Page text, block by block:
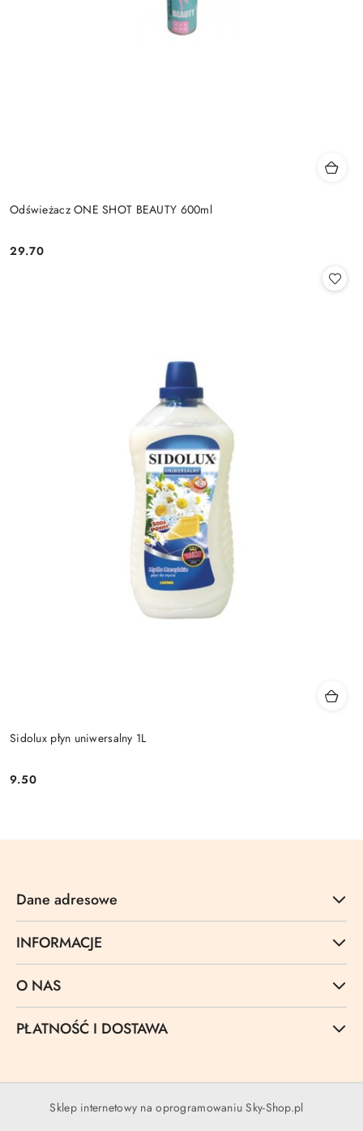
Odświeżacz ONE SHOT BEAUTY 600ml
Cena:
29.70
Sidolux płyn uniwersalny 1L
Cena:
9.50
Dane adresowe
INFORMACJE
O NAS
PŁATNOŚĆ I DOSTAWA
Sklep internetowy na oprogramowaniu Sky-Shop.pl